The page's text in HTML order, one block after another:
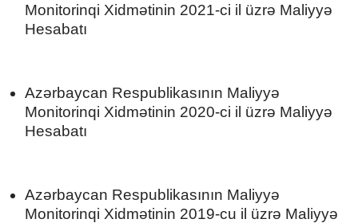
Monitorinqi Xidmətinin 2021-ci il üzrə Maliyyə
Hesabatı
Azərbaycan Respublikasının Maliyyə
Monitorinqi Xidmətinin 2020-ci il üzrə Maliyyə
Hesabatı
Azərbaycan Respublikasının Maliyyə
Monitorinqi Xidmətinin 2019-cu il üzrə Maliyyə